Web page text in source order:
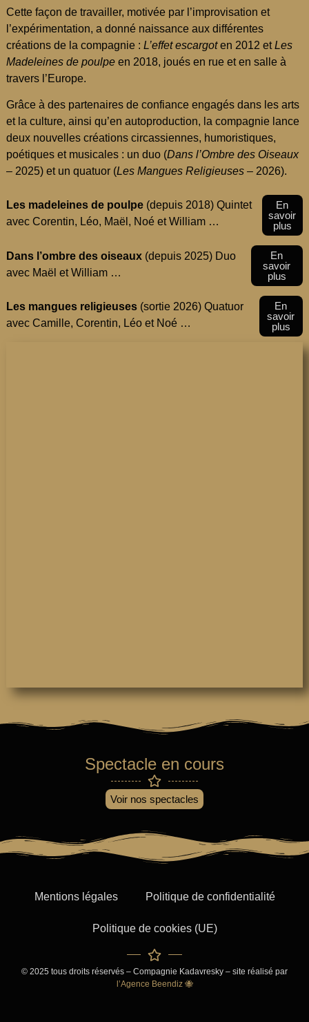
Cette façon de travailler, motivée par l’improvisation et
l’expérimentation, a donné naissance aux différentes
créations de la compagnie : L’effet escargoten 2012 etLes
Madeleines de poulpeen 2018, joués en rue et en salle à
travers l’Europe.
Grâce à des partenaires de confiance engagés dans les arts
et la culture, ainsi qu’en autoproduction, la compagnie lance
deux nouvelles créations circassiennes, humoristiques,
poétiques et musicales : un duo (Dans l’Ombre des Oiseaux
– 2025) et un quatuor (Les Mangues Religieuses– 2026).
Les madeleines de poulpe(depuis 2018) Quintet
avec Corentin, Léo, Maël, Noé et William …
En
savoir
plus
Dans l’ombre des oiseaux(depuis 2025) Duo
avec Maël et William …
En
savoir
plus
Les mangues religieuses(sortie 2026) Quatuor
avec Camille, Corentin, Léo et Noé …
En
savoir
plus
Spectacle en cours
Voir nos spectacles
Mentions légales Politique de confidentialité
Politique de cookies (UE)
© 2025 tous droits réservés – Compagnie Kadavresky – site réalisé par
l’Agence Beendiz 🐝